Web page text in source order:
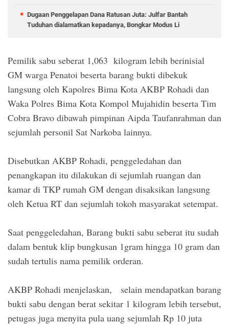
Dugaan Penggelapan Dana Ratusan Juta: Julfar Bantah
Tuduhan dialamatkan kepadanya, Bongkar Modus Li
Pemilik sabu seberat 1,063 kilogram lebih berinisial
GM warga Penatoi beserta barang bukti dibekuk
langsung oleh Kapolres Bima Kota AKBP Rohadi dan
Waka Polres Bima Kota Kompol Mujahidin beserta Tim
Cobra Bravo dibawah pimpinan Aipda Taufanrahman dan
sejumlah personil Sat Narkoba lainnya.
Disebutkan AKBP Rohadi, penggeledahan dan
penangkapan itu dilakukan di sejumlah ruangan dan
kamar di TKP rumah GM dengan disaksikan langsung
oleh Ketua RT dan sejumlah tokoh masyarakat setempat.
Saat penggeledahan, Barang bukti sabu seberat itu sudah
dalam bentuk klip bungkusan 1gram hingga 10 gram dan
sudah tertulis nama pemilik orderan.
AKBP Rohadi menjelaskan, selain mendapatkan barang
bukti sabu dengan berat sekitar 1 kilogram lebih tersebut,
petugas juga menyita pula uang sejumlah Rp 10 juta